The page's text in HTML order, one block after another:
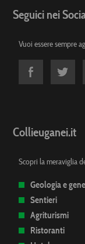
Seguici nei
Vuoi essere sempre
Collieuganei.it
Scopri la meraviglia
Geologia e
Sentieri
Agriturismi
Ristoranti